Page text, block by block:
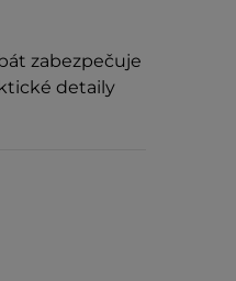
zabezpečuje
detaily